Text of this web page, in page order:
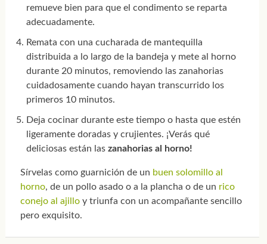
remueve bien para que el condimento se reparta
adecuadamente.
Remata con una cucharada de mantequilla
distribuida a lo largo de la bandeja y mete al horno
durante 20 minutos, removiendo las zanahorias
cuidadosamente cuando hayan transcurrido los
primeros 10 minutos.
Deja cocinar durante este tiempo o hasta que estén
ligeramente doradas y crujientes. ¡Verás qué
deliciosas están las zanahorias al horno!
Sírvelas como guarnición de un buen solomillo al
horno, de un pollo asado o a la plancha o de un rico
conejo al ajilloy triunfa con un acompañante sencillo
pero exquisito.